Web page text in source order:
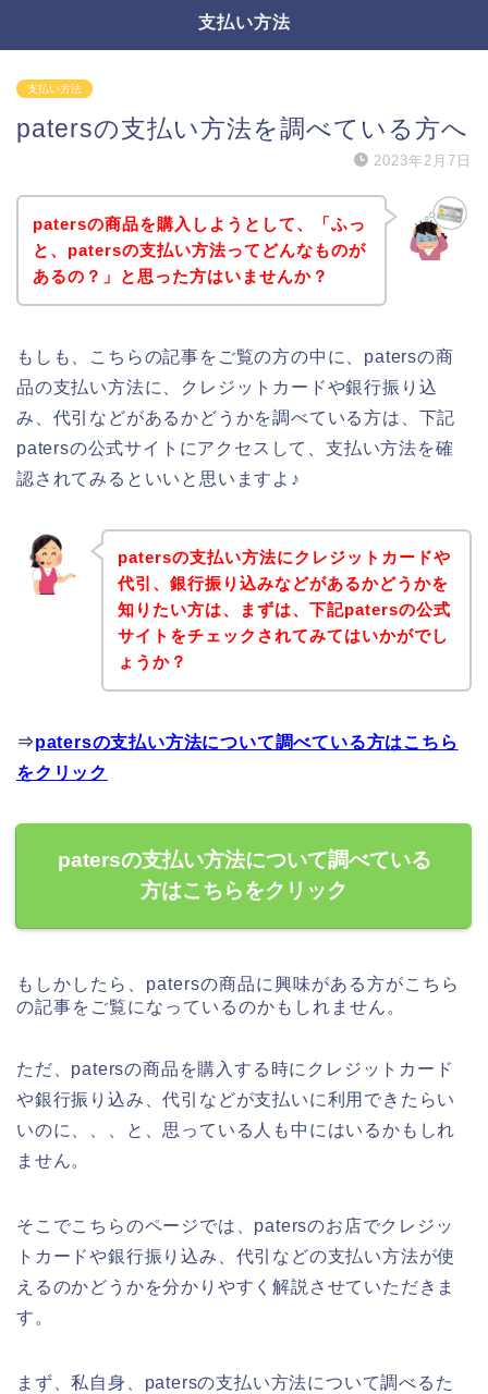
支払い方法
支払い方法
patersの支払い方法を調べている方へ
2023年2月7日
patersの商品を購入しようとして、「ふっ
と、patersの支払い方法ってどんなものが
あるの？」と思った方はいませんか？
もしも、こちらの記事をご覧の方の中に、patersの商
品の支払い方法に、クレジットカードや銀行振り込
み、代引などがあるかどうかを調べている方は、下記
patersの公式サイトにアクセスして、支払い方法を確
認されてみるといいと思いますよ♪
patersの支払い方法にクレジットカードや
代引、銀行振り込みなどがあるかどうかを
知りたい方は、まずは、下記patersの公式
サイトをチェックされてみてはいかがでし
ょうか？
⇒patersの支払い方法について調べている方はこちら
をクリック
patersの支払い方法について調べている
方はこちらをクリック
もしかしたら、patersの商品に興味がある方がこちら
の記事をご覧になっているのかもしれません。
ただ、patersの商品を購入する時にクレジットカード
や銀行振り込み、代引などが支払いに利用できたらい
いのに、、、と、思っている人も中にはいるかもしれ
ません。
そこでこちらのページでは、patersのお店でクレジッ
トカードや銀行振り込み、代引などの支払い方法が使
えるのかどうかを分かりやすく解説させていただきま
す。
まず、私自身、patersの支払い方法について調べるた